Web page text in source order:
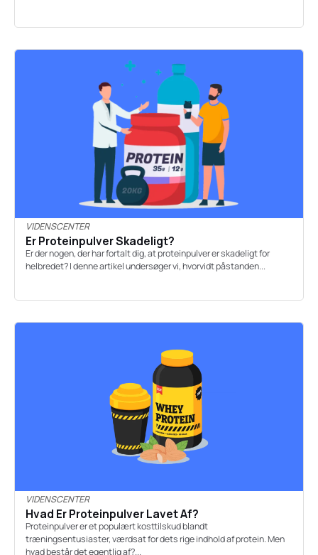
VIDENSCENTER
Er Proteinpulver Skadeligt?
Er der nogen, der har fortalt dig, at proteinpulver er skadeligt for
helbredet? I denne artikel undersøger vi, hvorvidt påstanden...
VIDENSCENTER
Hvad Er Proteinpulver Lavet Af?
Proteinpulver er et populært kosttilskud blandt
træningsentusiaster, værdsat for dets rige indhold af protein. Men
hvad består det egentlig af?...